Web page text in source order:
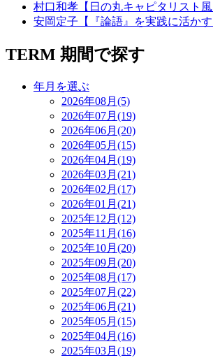
村口和孝【日の丸キャピタリスト風
安岡定子【『論語』を実践に活かす
TERM 期間で探す
年月を選ぶ
2026年08月(5)
2026年07月(19)
2026年06月(20)
2026年05月(15)
2026年04月(19)
2026年03月(21)
2026年02月(17)
2026年01月(21)
2025年12月(12)
2025年11月(16)
2025年10月(20)
2025年09月(20)
2025年08月(17)
2025年07月(22)
2025年06月(21)
2025年05月(15)
2025年04月(16)
2025年03月(19)